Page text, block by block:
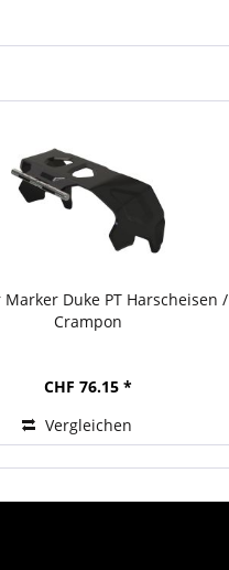
Marker Duke PT Harscheisen /
Crampon
CHF 76.15 *
Vergleichen